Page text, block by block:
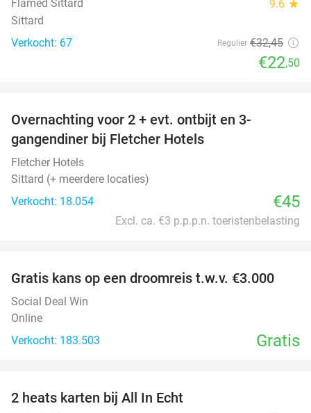
Flamed Sittard 9.6 star
Sittard
Verkocht: 67
Regulier €32,45
€22,50
Overnachting voor 2 + evt. ontbijt en 3-
gangendiner bij Fletcher Hotels
Fletcher Hotels
Sittard (+ meerdere locaties)
Verkocht: 18.054
€45
Excl. ca. €3 p.p.p.n. toeristenbelasting
Gratis kans op een droomreis t.w.v. €3.000
Social Deal Win
Online
Verkocht: 183.503
Gratis
2 heats karten bij All In Echt